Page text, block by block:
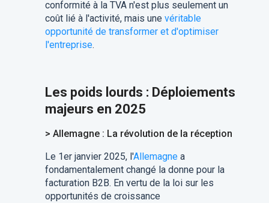
conformité à la TVA n'est plus seulement un
coût lié à l'activité, mais une véritable
opportunité de transformer et d'optimiser
l'entreprise.
Les poids lourds : Déploiements
majeurs en 2025
> Allemagne : La révolution de la réception
Le 1er janvier 2025, l'Allemagnea
fondamentalement changé la donne pour la
facturation B2B. En vertu de la loi sur les
opportunités de croissance